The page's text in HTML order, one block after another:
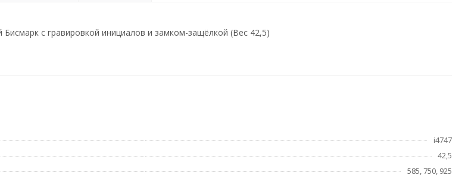
с гравировкой инициалов и замком-защёлкой (Вес 42,5)
i4747
42,5
585, 750, 925